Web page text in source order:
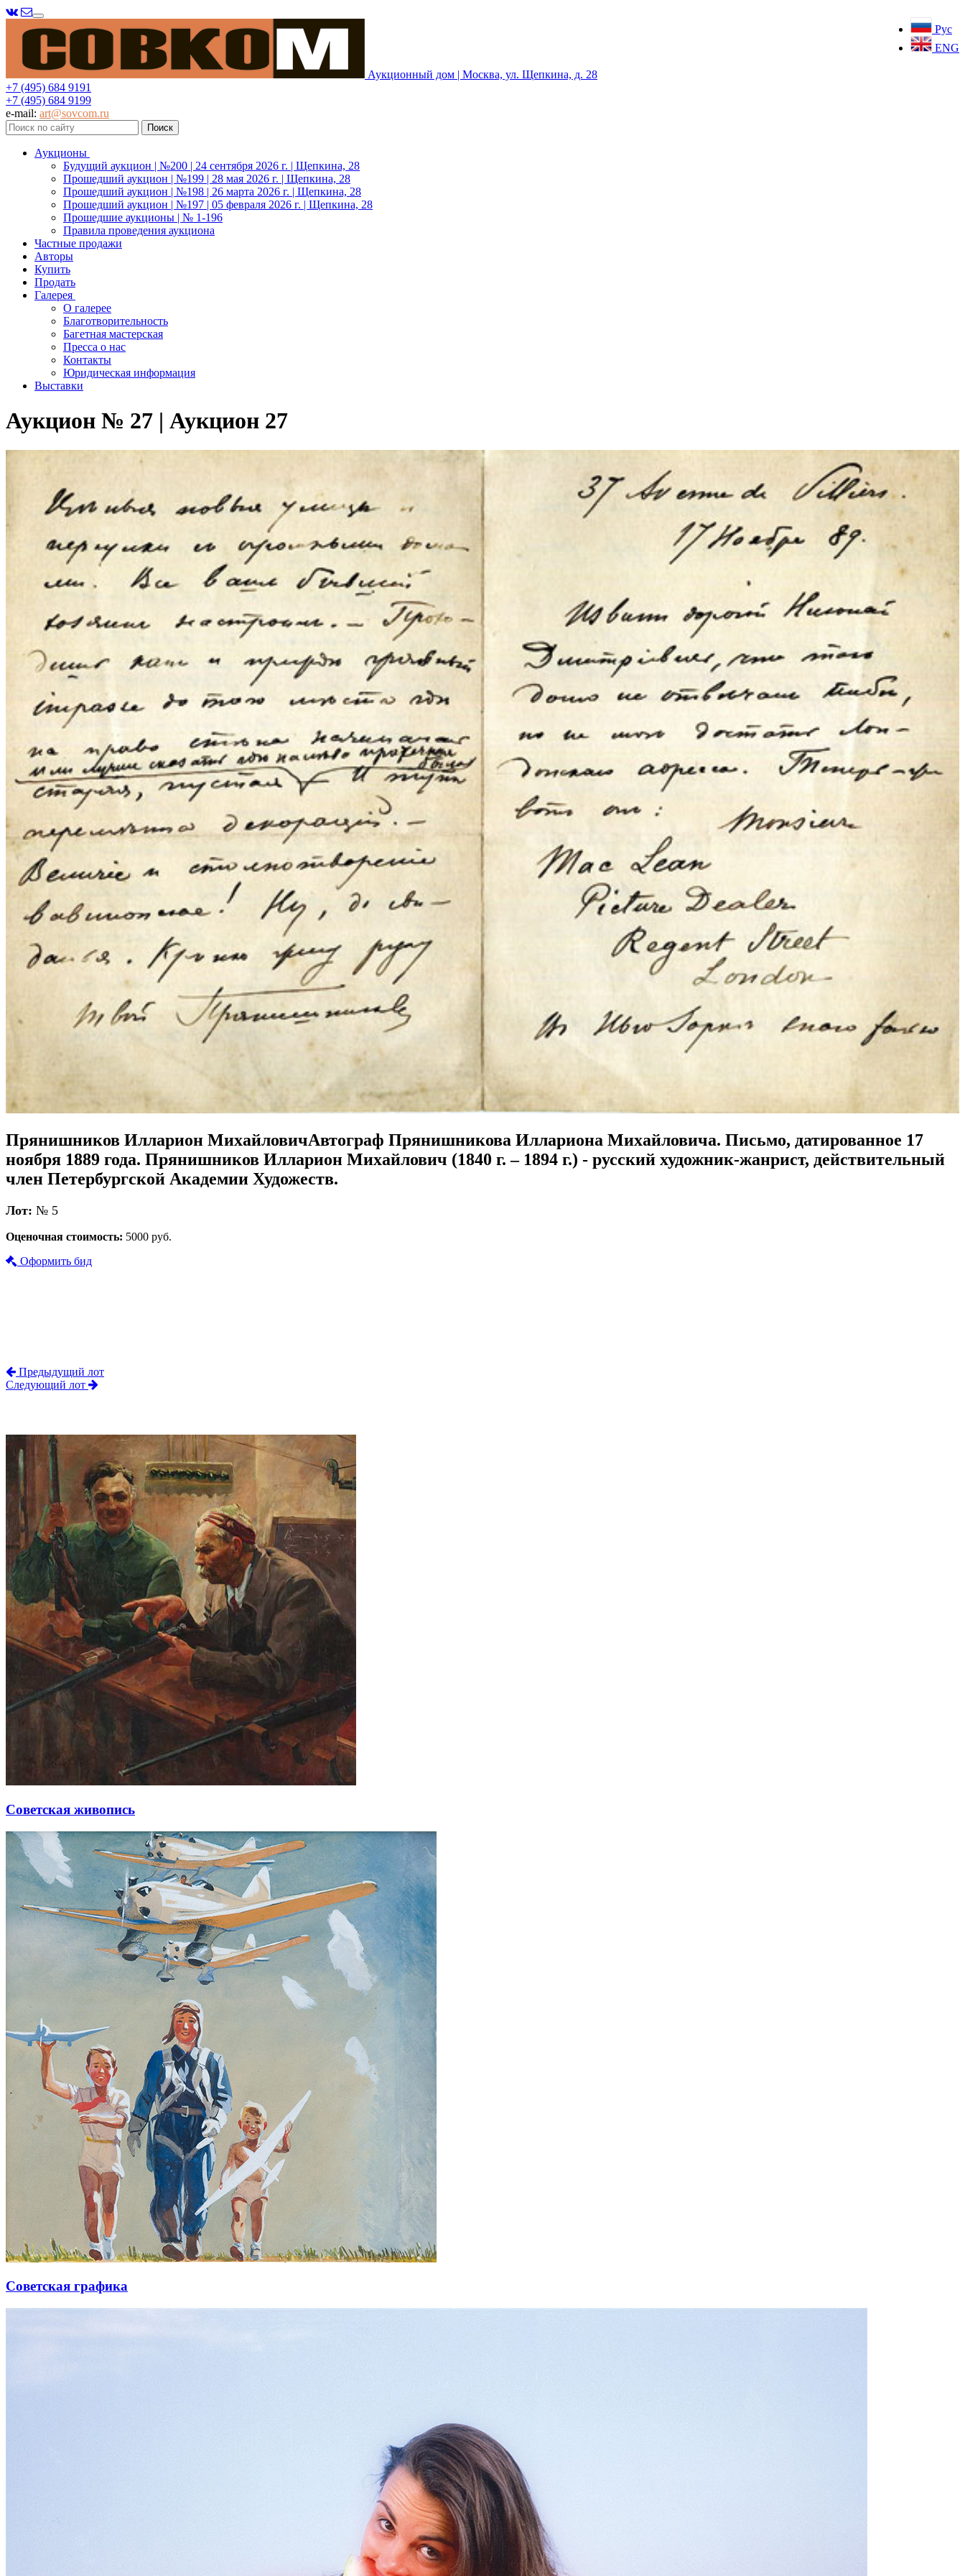
Рус
ENG
Меню
Аукционный дом | Москва, ул. Щепкина, д. 28
+7 (495) 684 9191
+7 (495) 684 9199
e-mail: art@sovcom.ru
Аукционы
Будущий аукцион | №200 | 24 сентября 2026 г. | Щепкина, 28
Прошедший аукцион | №199 | 28 мая 2026 г. | Щепкина, 28
Прошедший аукцион | №198 | 26 марта 2026 г. | Щепкина, 28
Прошедший аукцион | №197 | 05 февраля 2026 г. | Щепкина, 28
Прошедшие аукционы | № 1-196
Правила проведения аукциона
Частные продажи
Авторы
Купить
Продать
Галерея
О галерее
Благотворительность
Багетная мастерская
Пресса о нас
Контакты
Юридическая информация
Выставки
Аукцион № 27 | Аукцион 27
Прянишников Илларион МихайловичАвтограф Прянишникова Иллариона Михайловича. Письмо, датированное 17
ноября 1889 года. Прянишников Илларион Михайлович (1840 г. – 1894 г.) - русский художник-жанрист, действительный
член Петербургской Академии Художеств.
Лот: № 5
Оценочная стоимость: 5000 руб.
Оформить бид
Предыдущий лот
Следующий лот
Советская живопись
Советская графика